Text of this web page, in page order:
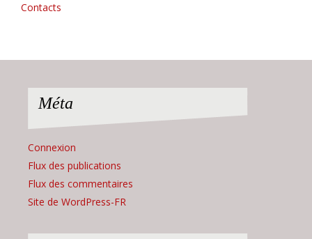
Contacts
Méta
Connexion
Flux des publications
Flux des commentaires
Site de WordPress-FR